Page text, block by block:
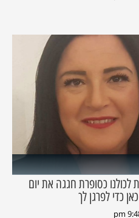
לכולנו כסופרת חגגה את יום
כדי לפרגן לך
9:48